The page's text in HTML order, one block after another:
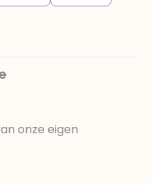
onze eigen